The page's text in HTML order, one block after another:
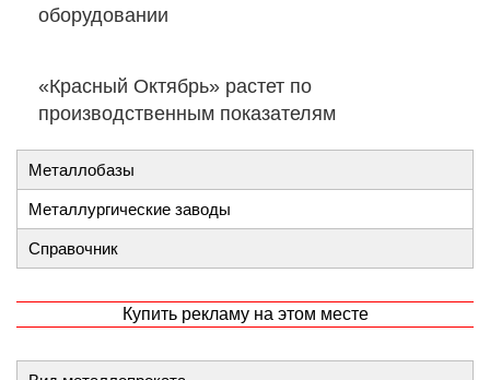
оборудовании
«Красный Октябрь» растет по
производственным показателям
Металлобазы
Металлургические заводы
Справочник
Купить рекламу на этом месте